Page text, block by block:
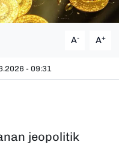
A- A+
- 09:31
jeopolitik